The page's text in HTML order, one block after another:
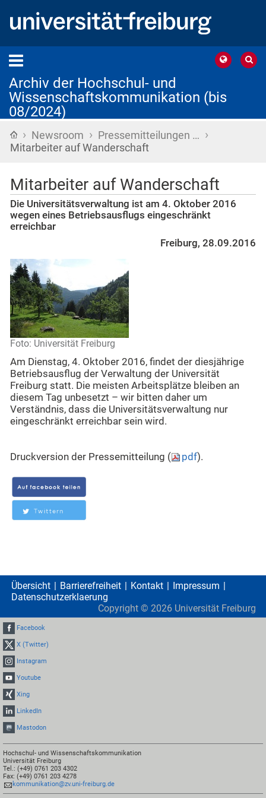
Archiv der Hochschul- und
Wissenschaftskommunikation (bis
08/2024)
Startseite
› Newsroom › Pressemitteilungen … ›
Mitarbeiter auf Wanderschaft
Mitarbeiter auf Wanderschaft
Die Universitätsverwaltung ist am 4. Oktober 2016
wegen eines Betriebsausflugs eingeschränkt
erreichbar
Freiburg, 28.09.2016
Foto: Universität Freiburg
Am Dienstag, 4. Oktober 2016, findet der diesjährige
Betriebsausflug der Verwaltung der Universität
Freiburg statt. Die meisten Arbeitsplätze bleiben an
diesem Tag unbesetzt – wir bitten daher um
Verständnis, dass die Universitätsverwaltung nur
eingeschränkt erreichbar sein wird.
Druckversion der Pressemitteilung ( pdf).
Übersicht Barrierefreiheit Kontakt
Impressum
Datenschutzerklaerung
Copyright © 2026 Universität Freiburg
Facebook
X (Twitter)
Instagram
Youtube
Xing
LinkedIn
Mastodon
Hochschul- und Wissenschaftskommunikation
Universität Freiburg
Tel.: (+49) 0761 203 4302
Fax: (+49) 0761 203 4278
kommunikation@zv.uni-freiburg.de